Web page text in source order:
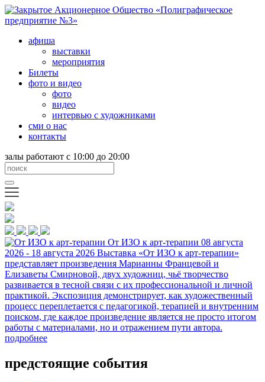
афиша
выставки
мероприятия
Билеты
фото и видео
фото
видео
интервью с художниками
сми о нас
контакты
залы работают с 10:00 до 20:00
От ИЗО к арт-терапии 08 августа
2026 - 18 августа 2026 Выставка «От ИЗО к арт-терапии»
представляет произведения Марианны Францевой и
Елизаветы Смирновой, двух художниц, чьё творчество
развивается в тесной связи с их профессиональной и личной
практикой. Экспозиция демонстрирует, как художественный
процесс переплетается с педагогикой, терапией и внутренним
поиском, где каждое произведение является не просто итогом
работы с материалами, но и отражением пути автора.
подробнее
предстоящие события